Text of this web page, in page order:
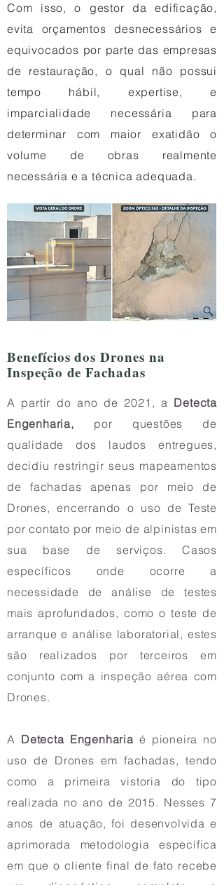
Com isso, o gestor da edificação,
evita orçamentos desnecessários e
equivocados por parte das empresas
de restauração, o qual não possui
tempo hábil, expertise, e
imparcialidade necessária para
determinar com maior exatidão o
volume de obras realmente
necessária e a técnica adequada.
Benefícios dos Drones na
Inspeção de Fachadas
A partir do ano de 2021, a Detecta
Engenharia, por questões de
qualidade dos laudos entregues,
decidiu restringir seus mapeamentos
de fachadas apenas por meio de
Drones, encerrando o uso de Teste
por contato por meio de alpinistas em
sua base de serviços. Casos
específicos onde ocorre a
necessidade de análise de testes
mais aprofundados, como o teste de
arranque e análise laboratorial, estes
são realizados por terceiros em
conjunto com a inspeção aérea com
Drones.
A Detecta Engenhariaé pioneira no
uso de Drones em fachadas, tendo
como a primeira vistoria do tipo
realizada no ano de 2015. Nesses 7
anos de atuação, foi desenvolvida e
aprimorada metodologia específica
em que o cliente final de fato recebe